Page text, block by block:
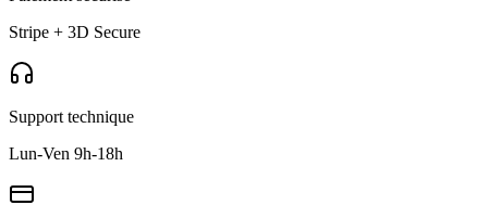
Stripe + 3D Secure
Support technique
Lun-Ven 9h-18h